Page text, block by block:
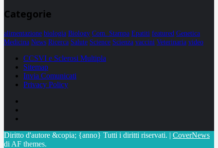
Categorie
alimentazione biologia Biology Com. Stampa Epatiti featured Genetica
Medicina News Ricerca Salute Science Scienza vaccini Veterinaria video
CCSVI e Sclerosi Multipla
Sitemap
Invia Comunicati
Privacy Policy
Diritto d'autore &copia; {anno} Tutti i diritti riservati. | CoverNews
di AF themes.